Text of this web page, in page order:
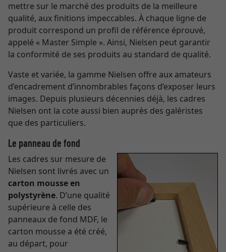
mettre sur le marché des produits de la meilleure
qualité, aux finitions impeccables. À chaque ligne de
produit correspond un profil de référence éprouvé,
appelé « Master Simple ». Ainsi, Nielsen peut garantir
la conformité de ses produits au standard de qualité.
Vaste et variée, la gamme Nielsen offre aux amateurs
d’encadrement d’innombrables façons d’exposer leurs
images. Depuis plusieurs décennies déjà, les cadres
Nielsen ont la cote aussi bien auprès des galéristes
que des particuliers.
Le panneau de fond
Les cadres sur mesure de
Nielsen sont livrés avec un
carton mousse en
polystyrène. D’une qualité
supérieure à celle des
panneaux de fond MDF, le
carton mousse a été créé,
au départ, pour